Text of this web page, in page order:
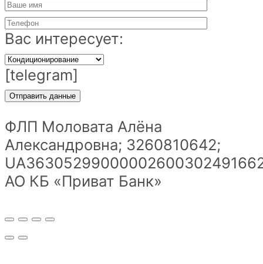
Вас интересует:
[telegram]
ФЛП Моловата Алёна
Александровна; 3260810642;
АО КБ «Приват Банк»